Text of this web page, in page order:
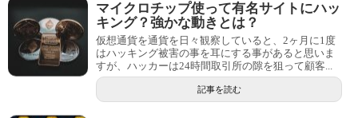
マイクロチップ使って有名サイトにハッ
キング？強かな動きとは？
仮想通貨を通貨を日々観察していると、2ヶ月に1度
はハッキング被害の事を耳にする事があると思いま
すが、ハッカーは24時間取引所の隙を狙って顧客...
記事を読む